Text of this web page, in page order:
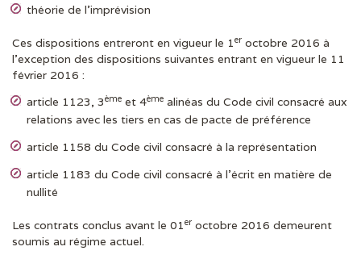
théorie de l’imprévision
Ces dispositions entreront en vigueur le 1er octobre 2016 à
l’exception des dispositions suivantes entrant en vigueur le 11
février 2016 :
article 1123, 3ème et 4ème alinéas du Code civil consacré aux
relations avec les tiers en cas de pacte de préférence
article 1158 du Code civil consacré à la représentation
article 1183 du Code civil consacré à l’écrit en matière de
nullité
Les contrats conclus avant le 01er octobre 2016 demeurent
soumis au régime actuel.